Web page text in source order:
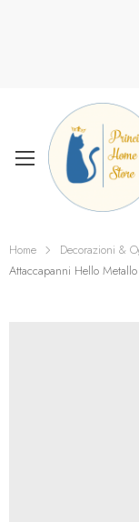
Home Decorazioni &
Attaccapanni Hello Metallo